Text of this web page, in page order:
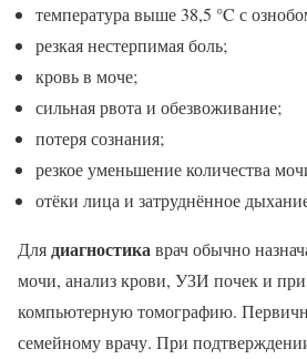
температура выше 38,5 °C с
резкая нестерпимая боль;
кровь в моче;
сильная рвота и обезвоживание;
потеря сознания;
резкое уменьшение количества
отёки лица и затруднённое
Для диагностика врач обычно
мочи, анализ крови, УЗИ почек и
компьютерную томографию.
семейному врачу. При